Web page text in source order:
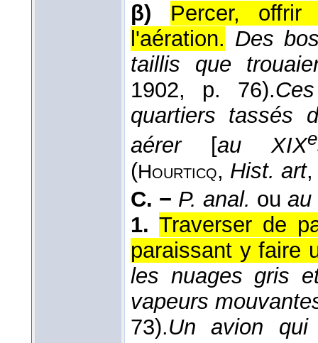
β)
Percer,
l'aération. Des
taillis que
1902, p. 76).
quartiers tassés
aérer[au XIXe
(Hourticq, Hist. art,
C. − P. anal. ou au
1. Traverser de
paraissant y faire
les nuages gris
vapeurs
73).Un avion